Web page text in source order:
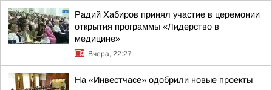
Радий Хабиров принял участие в церемонии
открытия программы «Лидерство в
медицине»
Вчера, 22:27
На «Инвестчасе» одобрили новые проекты